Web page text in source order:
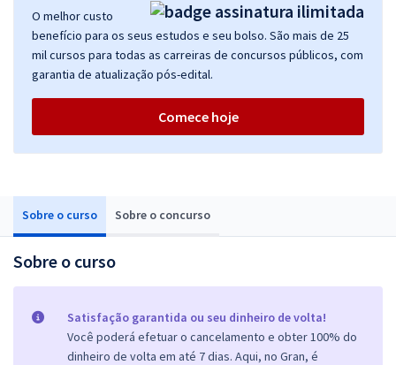
Sobre o curso Sobre o concurso
Sobre o curso
Satisfação garantida ou seu dinheiro de volta!
Você poderá efetuar o cancelamento e obter 100% do
dinheiro de volta em até 7 dias. Aqui, no Gran, é
O melhor custo
benefício para os seus estudos e seu bolso. São mais de 25
mil cursos para todas as carreiras de concursos públicos, com
garantia de atualização pós-edital.
Comece hoje